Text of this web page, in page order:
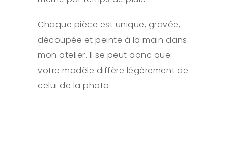
Chaque pièce est unique, gravée,
découpée et peinte à la main dans
mon atelier. Il se peut donc que
votre modèle diffère légèrement de
celui de la photo.